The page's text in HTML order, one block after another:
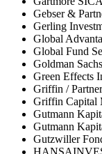
Gebser &
Gerling
Global
Global Fund
Goldman
Green Effects
Griffin /
Griffin Capital
Gutmann
Gutmann
Gutzwiller